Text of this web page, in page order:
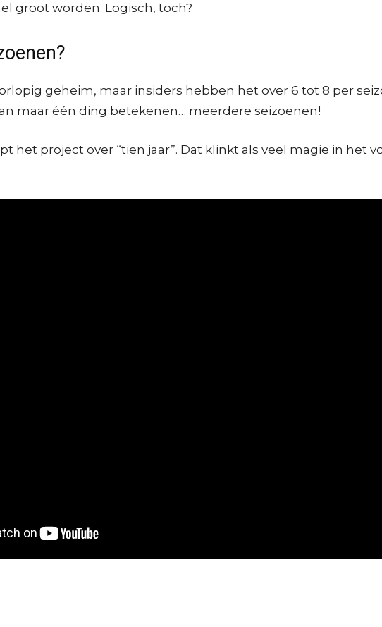
groot worden. Logisch, toch?
geheim, maar insiders hebben het over 6 tot 8 per
maar één ding betekenen… meerdere seizoenen!
het project over “tien jaar”. Dat klinkt als veel magie in het